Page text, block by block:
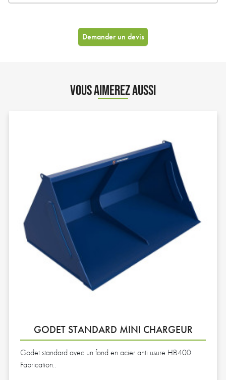
Demander un devis
VOUS AIMEREZ AUSSI
GODET STANDARD MINI CHARGEUR
Godet standard avec un fond en acier anti usure HB400
Fabrication..